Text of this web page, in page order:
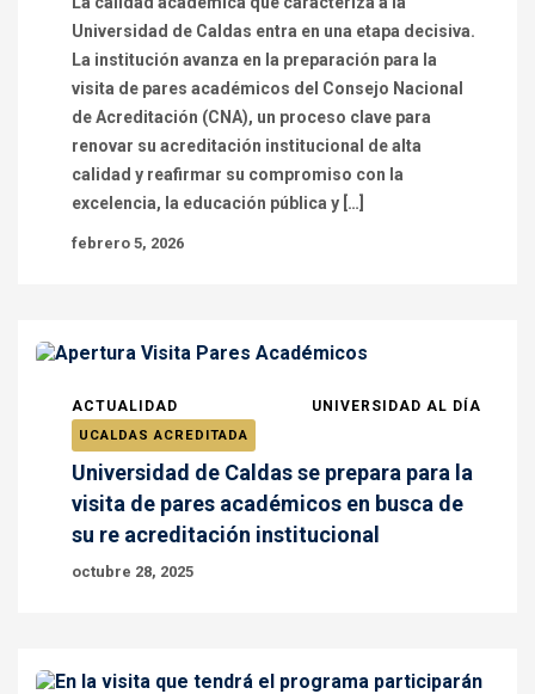
Universidad de Caldas entra en una etapa decisiva.
La institución avanza en la preparación para la
visita de pares académicos del Consejo Nacional
de Acreditación (CNA), un proceso clave para
renovar su acreditación institucional de alta
calidad y reafirmar su compromiso con la
excelencia, la educación pública y […]
febrero 5, 2026
ACTUALIDAD UNIVERSIDAD AL DÍA
UCALDAS ACREDITADA
Universidad de Caldas se prepara para la
visita de pares académicos en busca de
su re acreditación institucional
octubre 28, 2025